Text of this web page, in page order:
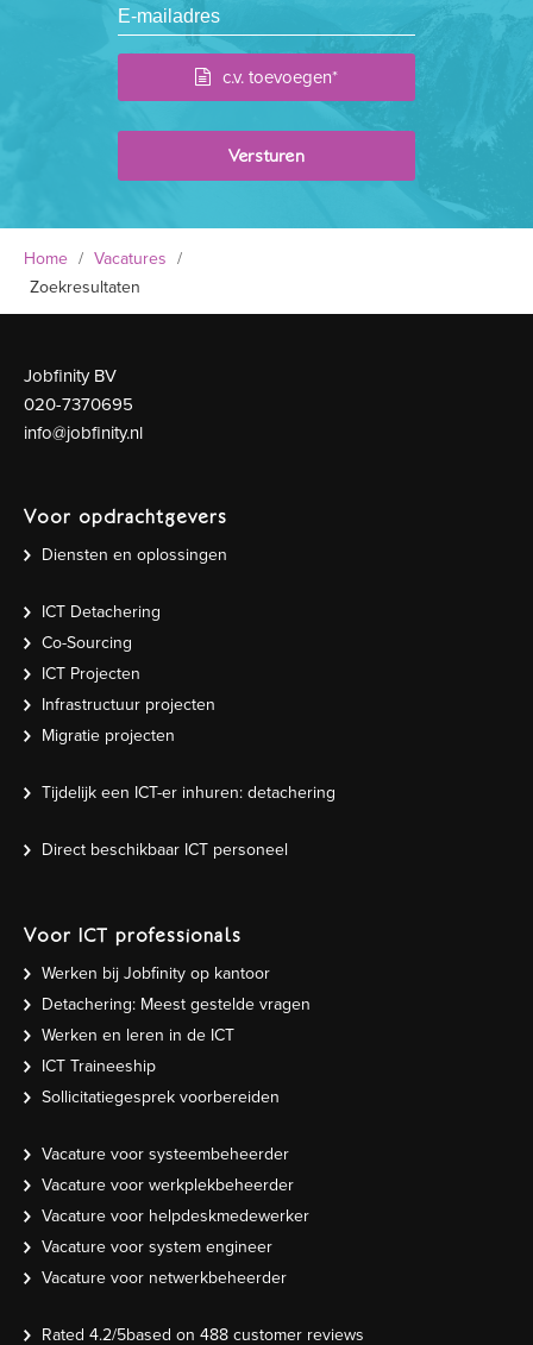
c.v. toevoegen*
Home / Vacatures /
Zoekresultaten
Jobfinity BV
020-7370695
info@jobfinity.nl
Voor opdrachtgevers
Diensten en oplossingen
ICT Detachering
Co-Sourcing
ICT Projecten
Infrastructuur projecten
Migratie projecten
Tijdelijk een ICT-er inhuren: detachering
Direct beschikbaar ICT personeel
Voor ICT professionals
Werken bij Jobfinity op kantoor
Detachering: Meest gestelde vragen
Werken en leren in de ICT
ICT Traineeship
Sollicitatiegesprek voorbereiden
Vacature voor systeembeheerder
Vacature voor werkplekbeheerder
Vacature voor helpdeskmedewerker
Vacature voor system engineer
Vacature voor netwerkbeheerder
Rated 4.2/5based on 488 customer reviews